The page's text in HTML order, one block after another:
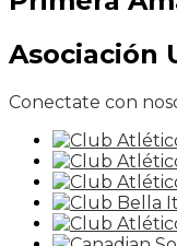
Asociación
Conectate con